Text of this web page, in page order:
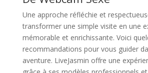
Une approche réfléchie et
transformer une simple visite en une
mémorable et enrichissante. Voici
recommandations pour vous guider
aventure. LiveJasmin offre une